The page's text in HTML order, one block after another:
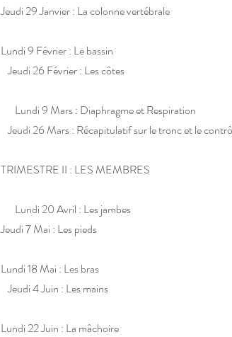
Jeudi 29 Janvier : La colonne vertébrale
Lundi 9 Février : Le bassin
Jeudi 26 Février : Les côtes
Lundi 9 Mars : Diaphragme et Respiration
Jeudi 26 Mars : Récapitulatif sur le tronc et le
TRIMESTRE II : LES MEMBRES
Lundi 20 Avril : Les jambes
Jeudi 7 Mai : Les pieds
Lundi 18 Mai : Les bras
Jeudi 4 Juin : Les mains
Lundi 22 Juin : La mâchoire